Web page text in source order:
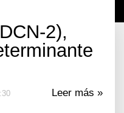
2),
Leer más »